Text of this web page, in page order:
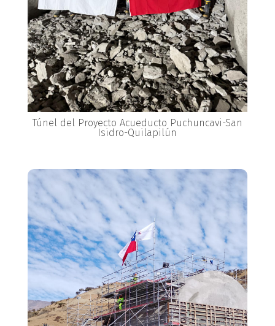
Túnel del Proyecto Acueducto Puchuncavi-San
Isidro-Quilapilún